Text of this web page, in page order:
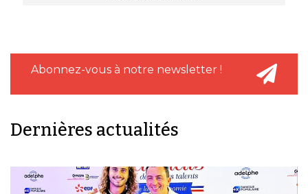
Abonnez-vous à notre newsletter !
Dernières actualités